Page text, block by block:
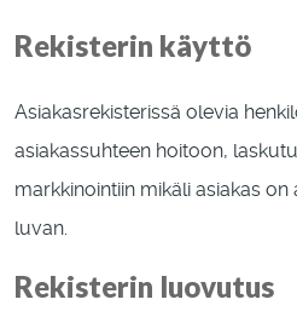
Rekisterin käyttö
Asiakasrekisterissä olevia
asiakassuhteen hoitoon,
markkinointiin mikäli asiakas on
luvan.
Rekisterin luovutus